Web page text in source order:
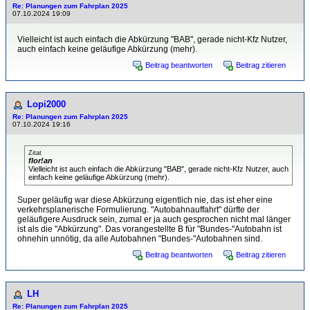
Re: Planungen zum Fahrplan 2025
07.10.2024 19:09
Vielleicht ist auch einfach die Abkürzung "BAB", gerade nicht-Kfz Nutzer,
auch einfach keine geläufige Abkürzung (mehr).
Beitrag beantworten Beitrag zitieren
Lopi2000
Re: Planungen zum Fahrplan 2025
07.10.2024 19:16
Zitat
flor!an
Vielleicht ist auch einfach die Abkürzung "BAB", gerade nicht-Kfz Nutzer, auch
einfach keine geläufige Abkürzung (mehr).
Super geläufig war diese Abkürzung eigentlich nie, das ist eher eine
verkehrsplanerische Formulierung. "Autobahnauffahrt" dürfte der
geläufigere Ausdruck sein, zumal er ja auch gesprochen nicht mal länger
ist als die "Abkürzung". Das vorangestellte B für "Bundes-"Autobahn ist
ohnehin unnötig, da alle Autobahnen "Bundes-"Autobahnen sind.
Beitrag beantworten Beitrag zitieren
LH
Re: Planungen zum Fahrplan 2025